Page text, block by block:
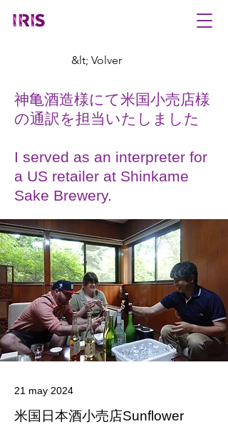
&lt; Volver
神亀酒造様にて米国小売店様
の通訳を担当いたしました
I served as an interpreter for
a US retailer at Shinkame
Sake Brewery.
21 may 2024
米国日本酒小売店Sunflower